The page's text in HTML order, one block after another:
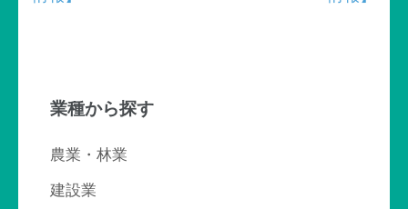
稿
ゲ
ー
シ
業種から探す
農業・林業
建設業